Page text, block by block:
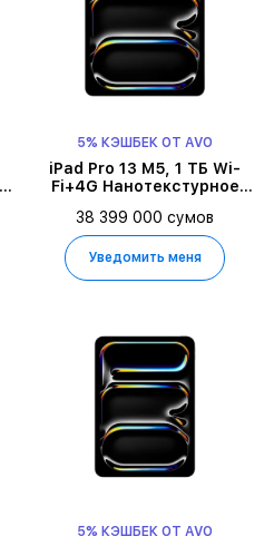
5% КЭШБЕК ОТ AVO
iPad Pro 13 M5, 1 ТБ Wi-
Fi+4G Нанотекстурное
Серебристый
38 399 000 сумов
Уведомить меня
5% КЭШБЕК ОТ AVO